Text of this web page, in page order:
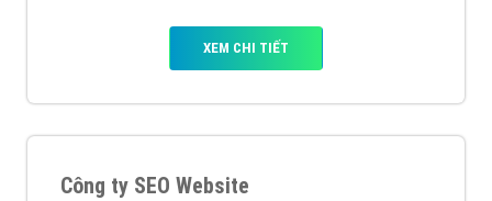
XEM CHI TIẾT
Công ty SEO Website